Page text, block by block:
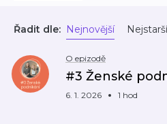
Řadit dle: Nejnovější Nejstarší
O epizodě
#3 Ženské
6. 1. 2026 1 hod